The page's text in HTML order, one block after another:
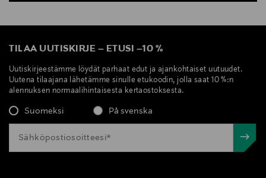
TILAA UUTISKIRJE – ETUSI –10 %
Uutiskirjeestämme löydät parhaat edut ja ajankohtaiset uutuudet.
Uutena tilaajana lähetämme sinulle etukoodin, jolla saat 10 %:n
alennuksen normaalihintaisesta kertaostoksesta.
Suomeksi På svenska